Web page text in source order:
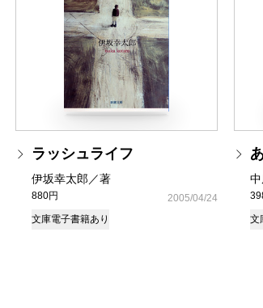
ラッシュライフ
伊坂幸太郎／著
880円
2005/04/24
文庫電子書籍あり
文